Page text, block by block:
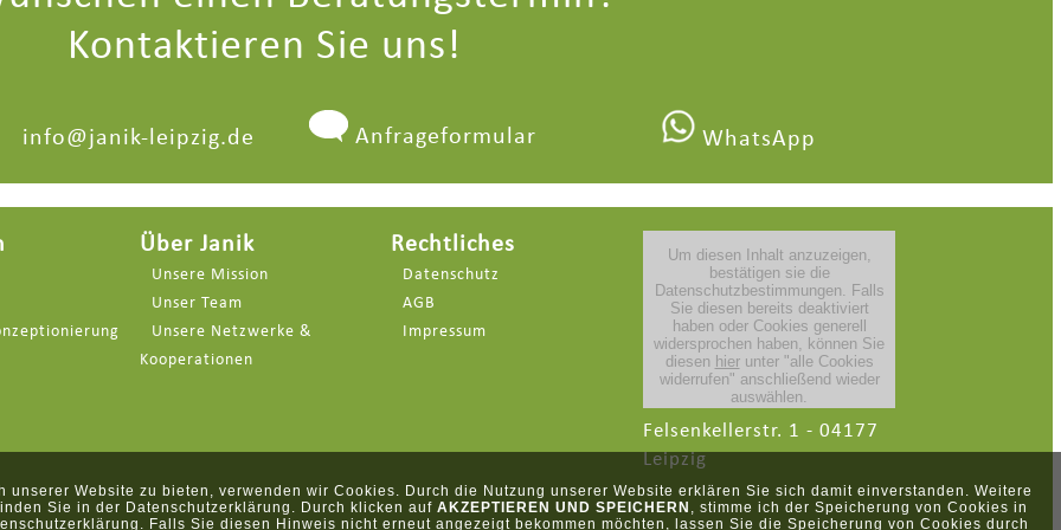
Website zu bieten, verwenden wir Cookies. Durch die Nutzung unserer Website erklären Sie sich damit einverstanden. Weitere
Sie in der Datenschutzerklärung. Durch klicken auf AKZEPTIEREN UND SPEICHERN , stimme ich der Speicherung von Cookies in
Falls Sie diesen Hinweis nicht erneut angezeigt bekommen möchten, lassen Sie die Speicherung von Cookies durch
Kontaktieren Sie uns!
info@janik-leipzig.de Anfrageformular WhatsApp
Über Janik
Unsere Mission
Unser Team
Unsere Netzwerke &
Kooperationen
Rechtliches
Datenschutz
AGB
Impressum
Felsenkellerstr. 1 - 04177
Leipzig